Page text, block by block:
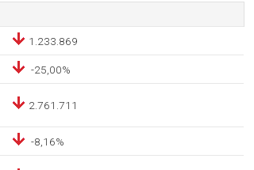
1.233.869
-25,00%
2.761.711
-8,16%